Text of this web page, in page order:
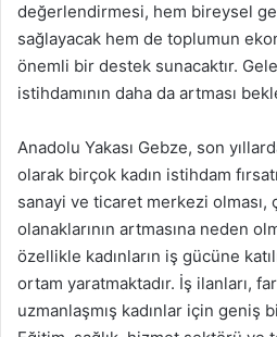
değerlendirmesi, hem bireysel
sağlayacak hem de toplumun
önemli bir destek sunacaktır.
istihdamının daha da artması
Anadolu Yakası Gebze, son
olarak birçok kadın istihdam
sanayi ve ticaret merkezi
olanaklarının artmasına neden
özellikle kadınların iş gücüne
ortam yaratmaktadır. İş ilanları,
uzmanlaşmış kadınlar için geniş